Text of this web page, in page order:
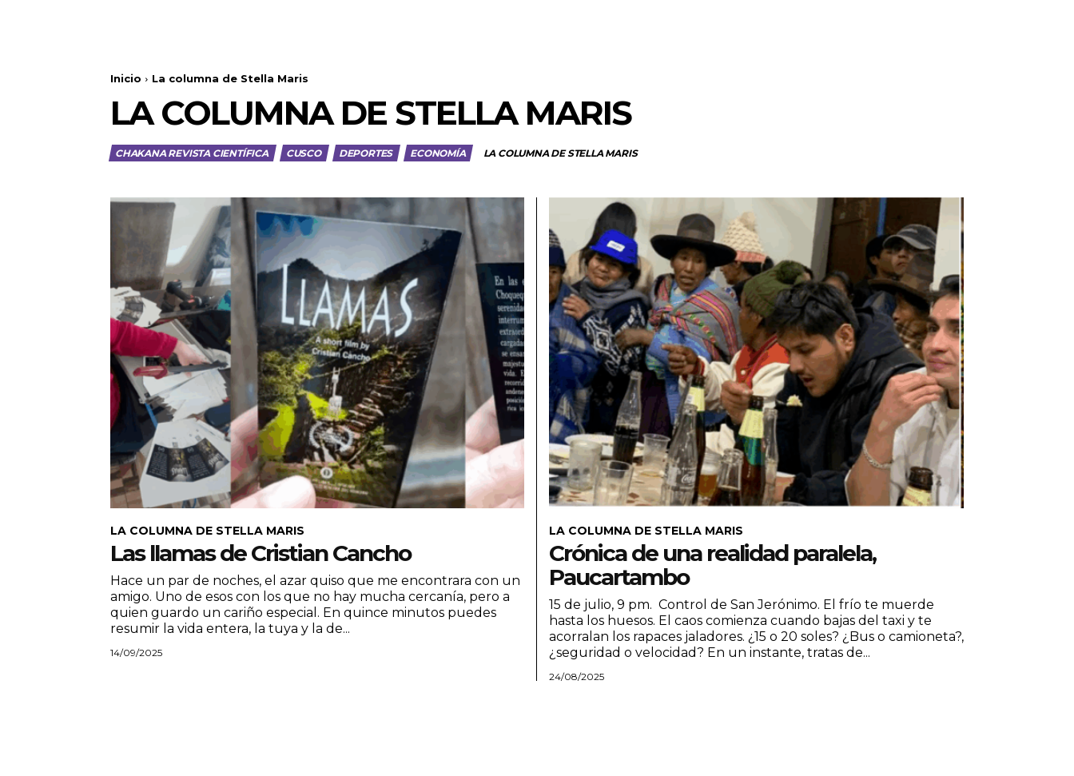
Inicio La columna de Stella Maris
LA COLUMNA DE STELLA MARIS
CHAKANA REVISTA CIENTÍFICA CUSCO DEPORTES ECONOMÍA LA COLUMNA DE STELLA MARIS
LA COLUMNA DE STELLA MARIS
Las llamas de Cristian Cancho
Hace un par de noches, el azar quiso que me encontrara con un
amigo. Uno de esos con los que no hay mucha cercanía, pero a
quien guardo un cariño especial. En quince minutos puedes
resumir la vida entera, la tuya y la de...
14/09/2025
LA COLUMNA DE STELLA MARIS
Crónica de una realidad paralela,
Paucartambo
15 de julio, 9 pm. Control de San Jerónimo. El frío te muerde
hasta los huesos. El caos comienza cuando bajas del taxi y te
acorralan los rapaces jaladores. ¿15 o 20 soles? ¿Bus o camioneta?,
¿seguridad o velocidad? En un instante, tratas de...
24/08/2025